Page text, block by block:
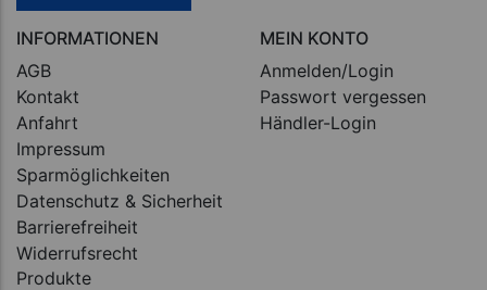
INFORMATIONEN
AGB
Kontakt
Anfahrt
Impressum
Sparmöglichkeiten
Datenschutz & Sicherheit
Barrierefreiheit
Widerrufsrecht
Produkte
MEIN KONTO
Anmelden/Login
Passwort vergessen
Händler-Login